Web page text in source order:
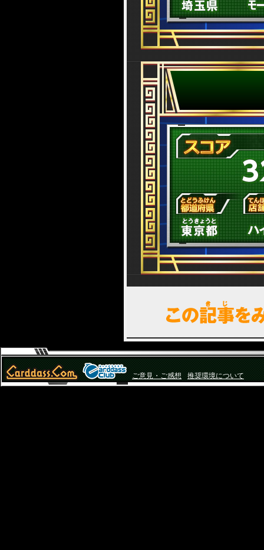
ご意見・ご感想 推奨環境について